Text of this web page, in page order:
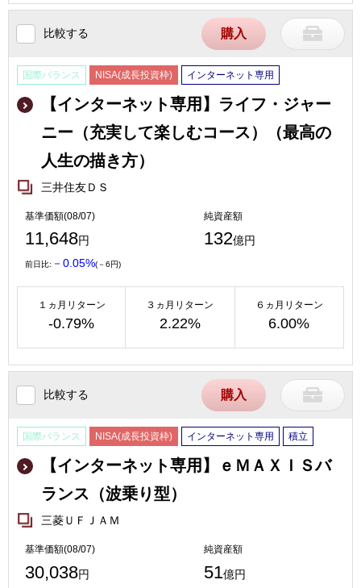
比較する 購入
国際バランス NISA(成長投資枠) インターネット専用
【インターネット専用】ライフ・ジャー
ニー（充実して楽しむコース）（最高の
人生の描き方）
三井住友ＤＳ
基準価額(08/07)
11,648円
純資産額
132億円
前日比: －0.05%(－6円)
１ヵ月リターン
-0.79%
３ヵ月リターン
2.22%
６ヵ月リターン
6.00%
比較する 購入
国際バランス NISA(成長投資枠) インターネット専用 積立
【インターネット専用】ｅＭＡＸＩＳバ
ランス（波乗り型）
三菱ＵＦＪＡＭ
基準価額(08/07)
30,038円
純資産額
51億円